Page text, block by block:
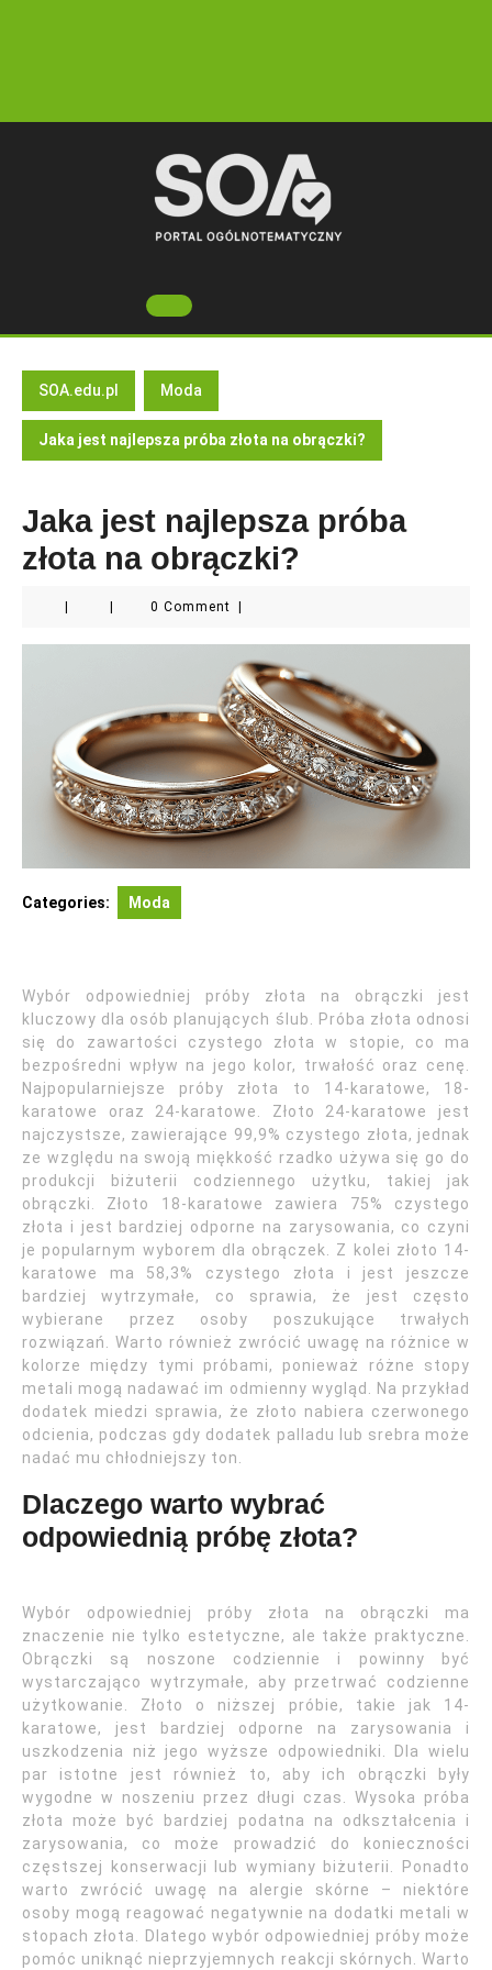
Open
Button
SOA.edu.pl Moda
Jaka jest najlepsza próba złota na obrączki?
Jaka jest najlepsza próba
złota na obrączki?
0 Comment
Categories: Moda
Wybór odpowiedniej próby złota na obrączki jest
kluczowy dla osób planujących ślub. Próba złota odnosi
się do zawartości czystego złota w stopie, co ma
bezpośredni wpływ na jego kolor, trwałość oraz cenę.
Najpopularniejsze próby złota to 14-karatowe, 18-
karatowe oraz 24-karatowe. Złoto 24-karatowe jest
najczystsze, zawierające 99,9% czystego złota, jednak
ze względu na swoją miękkość rzadko używa się go do
produkcji biżuterii codziennego użytku, takiej jak
obrączki. Złoto 18-karatowe zawiera 75% czystego
złota i jest bardziej odporne na zarysowania, co czyni
je popularnym wyborem dla obrączek. Z kolei złoto 14-
karatowe ma 58,3% czystego złota i jest jeszcze
bardziej wytrzymałe, co sprawia, że jest często
wybierane przez osoby poszukujące trwałych
rozwiązań. Warto również zwrócić uwagę na różnice w
kolorze między tymi próbami, ponieważ różne stopy
metali mogą nadawać im odmienny wygląd. Na przykład
dodatek miedzi sprawia, że złoto nabiera czerwonego
odcienia, podczas gdy dodatek palladu lub srebra może
nadać mu chłodniejszy ton.
Dlaczego warto wybrać
odpowiednią próbę złota?
Wybór odpowiedniej próby złota na obrączki ma
znaczenie nie tylko estetyczne, ale także praktyczne.
Obrączki są noszone codziennie i powinny być
wystarczająco wytrzymałe, aby przetrwać codzienne
użytkowanie. Złoto o niższej próbie, takie jak 14-
karatowe, jest bardziej odporne na zarysowania i
uszkodzenia niż jego wyższe odpowiedniki. Dla wielu
par istotne jest również to, aby ich obrączki były
wygodne w noszeniu przez długi czas. Wysoka próba
złota może być bardziej podatna na odkształcenia i
zarysowania, co może prowadzić do konieczności
częstszej konserwacji lub wymiany biżuterii. Ponadto
warto zwrócić uwagę na alergie skórne – niektóre
osoby mogą reagować negatywnie na dodatki metali w
stopach złota. Dlatego wybór odpowiedniej próby może
pomóc uniknąć nieprzyjemnych reakcji skórnych. Warto